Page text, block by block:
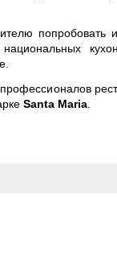
попробовать
Santa Maria